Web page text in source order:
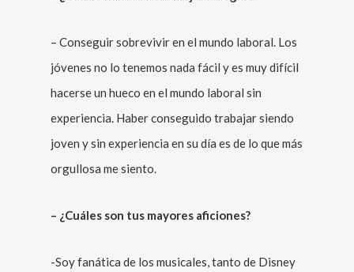
– Conseguir sobrevivir en el mundo laboral. Los
jóvenes no lo tenemos nada fácil y es muy difícil
hacerse un hueco en el mundo laboral sin
experiencia. Haber conseguido trabajar siendo
joven y sin experiencia en su día es de lo que más
orgullosa me siento.
– ¿Cuáles son tus mayores aficiones?
-Soy fanática de los musicales, tanto de Disney